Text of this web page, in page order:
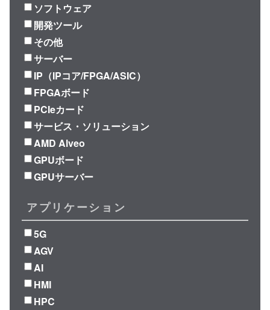
ソフトウェア
開発ツール
その他
サーバー
IP（IPコア/FPGA/ASIC）
FPGAボード
PCIeカード
サービス・ソリューション
AMD Alveo
GPUボード
GPUサーバー
アプリケーション
5G
AGV
AI
HMI
HPC